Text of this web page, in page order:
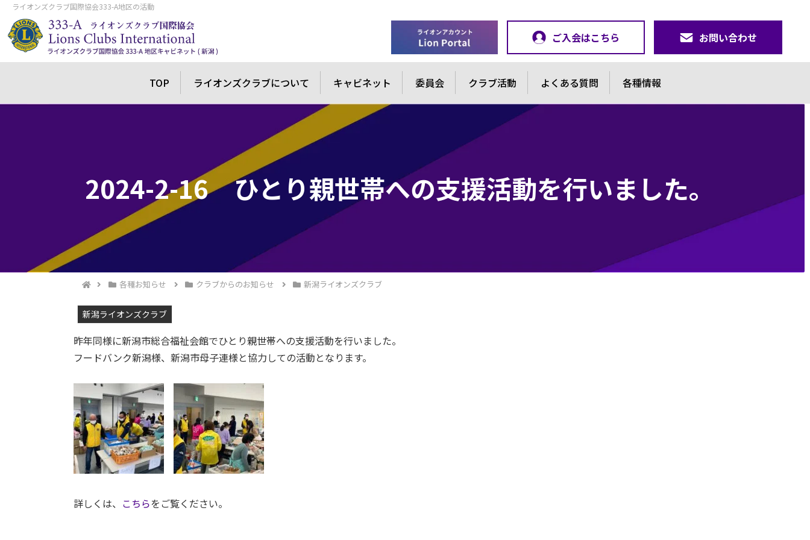
ライオンズクラブ国際協会333-A地区の活動
ご入会はこちら お問い合わせ
TOP ライオンズクラブについて キャビネット 委員会 クラブ活動 よくある質問 各種情報
2024-2-16 ひとり親世帯への支援活動を行いました。
各種お知らせ クラブからのお知らせ 新潟ライオンズクラブ
新潟ライオンズクラブ
昨年同様に新潟市総合福祉会館でひとり親世帯への支援活動を行いました。
フードバンク新潟様、新潟市母子連様と協力しての活動となります。
詳しくは、 こちらをご覧ください。